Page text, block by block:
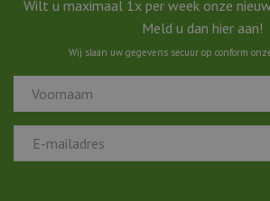
Wilt u maximaal 1x per week onze
Meld u dan hier aan!
Wij slaan uw gegevens secuur op conform